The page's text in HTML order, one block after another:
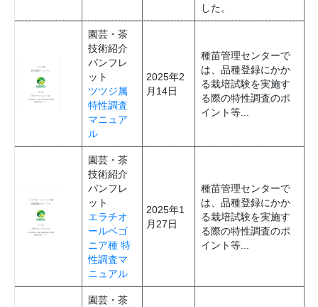
した。
園芸・茶
技術紹介
パンフレ
ット
ツツジ属
特性調査
マニュア
ル
2025年2
月14日
種苗管理センターで
は、品種登録にかか
る栽培試験を実施す
る際の特性調査のポ
イント等...
園芸・茶
技術紹介
パンフレ
ット
エラチオ
ールベゴ
ニア種 特
性調査マ
ニュアル
2025年1
月27日
種苗管理センターで
は、品種登録にかか
る栽培試験を実施す
る際の特性調査のポ
イント等...
園芸・茶